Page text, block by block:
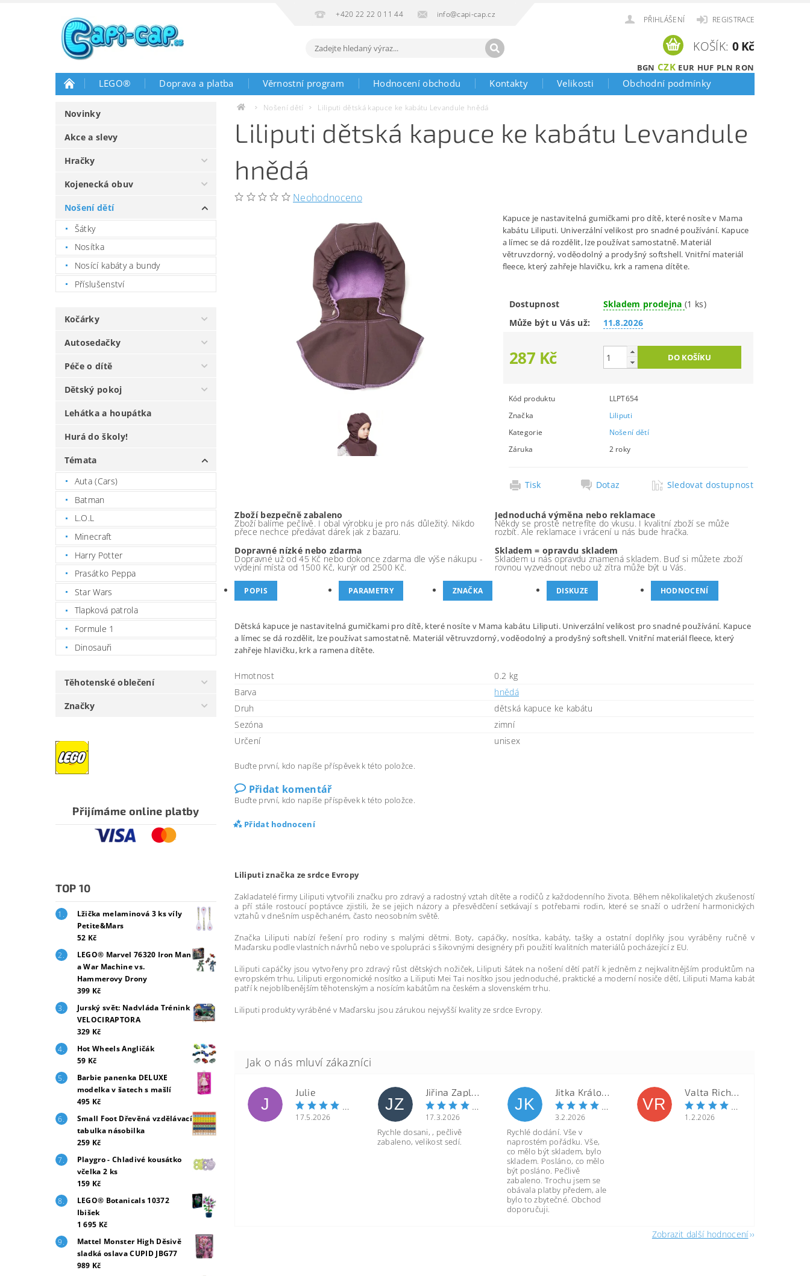
+420 22 22 0 11 44 info@capi-cap.cz
PŘIHLÁŠENÍ REGISTRACE
BGN CZK EUR HUF PLN RON
KOŠÍK: 0 Kč
LEGO® Doprava a platba Věrnostní program Hodnocení obchodu Kontakty Velikosti Obchodní podmínky
Novinky
Akce a slevy
Hračky
Kojenecká obuv
Nošení dětí
Šátky
Nosítka
Nosící kabáty a bundy
Příslušenství
Kočárky
Autosedačky
Péče o dítě
Dětský pokoj
Lehátka a houpátka
Hurá do školy!
Témata
Auta (Cars)
Batman
L.O.L
Minecraft
Harry Potter
Prasátko Peppa
Star Wars
Tlapková patrola
Formule 1
Dinosauři
Těhotenské oblečení
Značky
Přijímáme online platby
TOP 10
Lžička melaminová 3 ks víly
Petite&Mars
52 Kč
LEGO® Marvel 76320 Iron Man
a War Machine vs.
Hammerovy Drony
399 Kč
Jurský svět: Nadvláda Trénink
VELOCIRAPTORA
329 Kč
Hot Wheels Angličák
59 Kč
Barbie panenka DELUXE
modelka v šatech s mašlí
495 Kč
Small Foot Dřevěná vzdělávací
tabulka násobilka
259 Kč
Playgro - Chladivé kousátko
včelka 2 ks
159 Kč
LEGO® Botanicals 10372
Ibišek
1 695 Kč
Mattel Monster High Děsivě
sladká oslava CUPID JBG77
989 Kč
Nošení dětí Liliputi dětská kapuce ke kabátu Levandule hnědá
Liliputi dětská kapuce ke kabátu Levandule
hnědá
Neohodnoceno
Kapuce je nastavitelná gumičkami pro dítě, které nosíte v Mama
kabátu Liliputi. Univerzální velikost pro snadné používání. Kapuce
a límec se dá rozdělit, lze používat samostatně. Materiál
větruvzdorný, voděodolný a prodyšný softshell. Vnitřní materiál
fleece, který zahřeje hlavičku, krk a ramena dítěte.
Dostupnost Skladem prodejna (1 ks)
Může být u Vás už:
11.8.2026
287 Kč
Kód produktu
LLPT654
Značka
Liliputi
Kategorie
Nošení dětí
Záruka
2 roky
Tisk Dotaz Sledovat dostupnost
Zboží bezpečně zabaleno
Zboží balíme pečlivě. I obal výrobku je pro nás důležitý. Nikdo
přece nechce předávat dárek jak z bazaru.
Jednoduchá výměna nebo reklamace
Někdy se prostě netrefíte do vkusu. I kvalitní zboží se může
rozbít. Ale reklamace i vrácení u nás bude hračka.
Dopravné nízké nebo zdarma
Dopravné už od 45 Kč nebo dokonce zdarma dle výše nákupu -
výdejní místa od 1500 Kč, kurýr od 2500 Kč.
Skladem = opravdu skladem
Skladem u nás opravdu znamená skladem. Buď si můžete zboží
rovnou vyzvednout nebo už zítra může být u Vás.
POPIS PARAMETRY ZNAČKA DISKUZE HODNOCENÍ
Dětská kapuce je nastavitelná gumičkami pro dítě, které nosíte v Mama kabátu Liliputi. Univerzální velikost pro snadné používání. Kapuce
a límec se dá rozdělit, lze používat samostatně. Materiál větruvzdorný, voděodolný a prodyšný softshell. Vnitřní materiál fleece, který
zahřeje hlavičku, krk a ramena dítěte.
Hmotnost
0.2 kg
Barva
hnědá
Druh
dětská kapuce ke kabátu
Sezóna
zimní
Určení
unisex
Buďte první, kdo napíše příspěvek k této položce.
Přidat komentář
Buďte první, kdo napíše příspěvek k této položce.
Přidat hodnocení
Liliputi značka ze srdce Evropy
Zakladatelé firmy Liliputi vytvořili značku pro zdravý a radostný vztah dítěte a rodičů z každodenního života. Během několikaletých zkušeností
a pří stále rostoucí poptávce zjistili, že se jejich názory a přesvědčení setkávají s potřebami rodin, které se snaží o udržení harmonických
vztahů v dnešním uspěchaném, často neosobním světě.
Značka Liliputi nabízí řešení pro rodiny s malými dětmi. Boty, capáčky, nosítka, kabáty, tašky a ostatní doplňky jsou vyráběny ručně v
Maďarsku podle vlastních návrhů nebo ve spolupráci s šikovnými designéry při použití kvalitních materiálů pocházející z EU.
Liliputi capáčky jsou vytvořeny pro zdravý růst dětských nožiček, Liliputi šátek na nošení dětí patří k jedněm z nejkvalitnějším produktům na
evropském trhu, Liliputi ergonomické nosítko a Liliputi Mei Tai nosítko jsou jednoduché, praktické a moderní nosiče dětí, Liliputi Mama kabát
patří k nejoblíbenějším těhotenským a nosícím kabátům na českém a slovenském trhu.
Liliputi produkty vyráběné v Maďarsku jsou zárukou nejvyšší kvality ze srdce Evropy.
J
Julie
17.5.2026
JZ
Jiřina Zapletalová
17.3.2026
Rychle dosani, , pečlivě
zabaleno, velikost sedí.
JK
Jitka Královcová
3.2.2026
Rychlé dodání. Vše v
naprostém pořádku. Vše,
co mělo být skladem, bylo
skladem. Posláno, co mělo
být posláno. Pečlivě
zabaleno. Trochu jsem se
obávala platby předem, ale
bylo to zbytečné. Obchod
doporučuji.
VR
Valta Richard
1.2.2026
Zobrazit další hodnocení